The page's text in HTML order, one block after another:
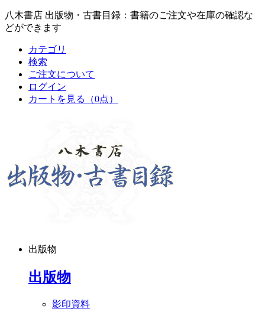
八木書店 出版物・古書目録：書籍のご注文や在庫の確認な
どができます
カテゴリ
検索
ご注文について
ログイン
カートを見る
（0点）
出版物
出版物
影印資料